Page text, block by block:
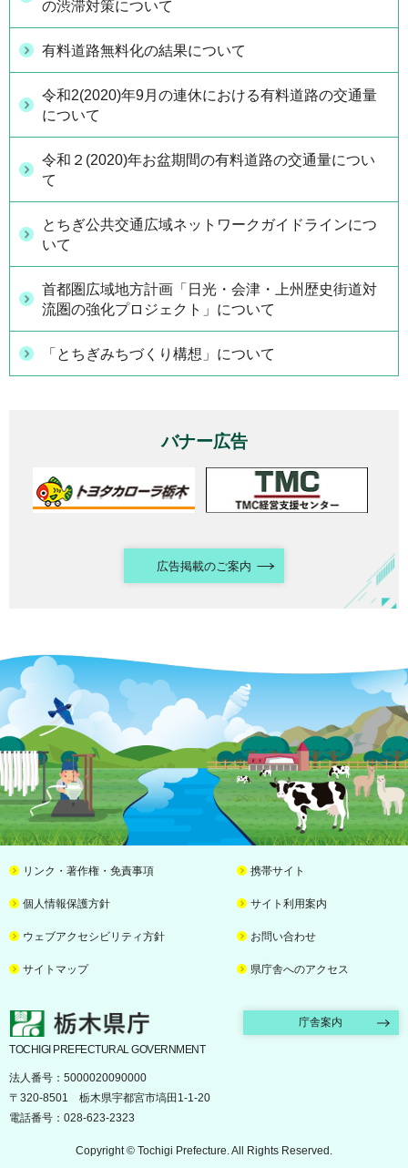
の渋滞対策について
有料道路無料化の結果について
令和2(2020)年9月の連休における有料道路の交通量
について
令和２(2020)年お盆期間の有料道路の交通量につい
て
とちぎ公共交通広域ネットワークガイドラインにつ
いて
首都圏広域地方計画「日光・会津・上州歴史街道対
流圏の強化プロジェクト」について
「とちぎみちづくり構想」について
バナー広告
広告掲載のご案内
リンク・著作権・免責事項 携帯サイト
個人情報保護方針 サイト利用案内
ウェブアクセシビリティ方針 お問い合わせ
サイトマップ 県庁舎へのアクセス
栃木県庁 庁舎案内
TOCHIGI PREFECTURAL GOVERNMENT
法人番号：5000020090000
〒320-8501 栃木県宇都宮市塙田1-1-20
電話番号：028-623-2323
Copyright © Tochigi Prefecture. All Rights Reserved.